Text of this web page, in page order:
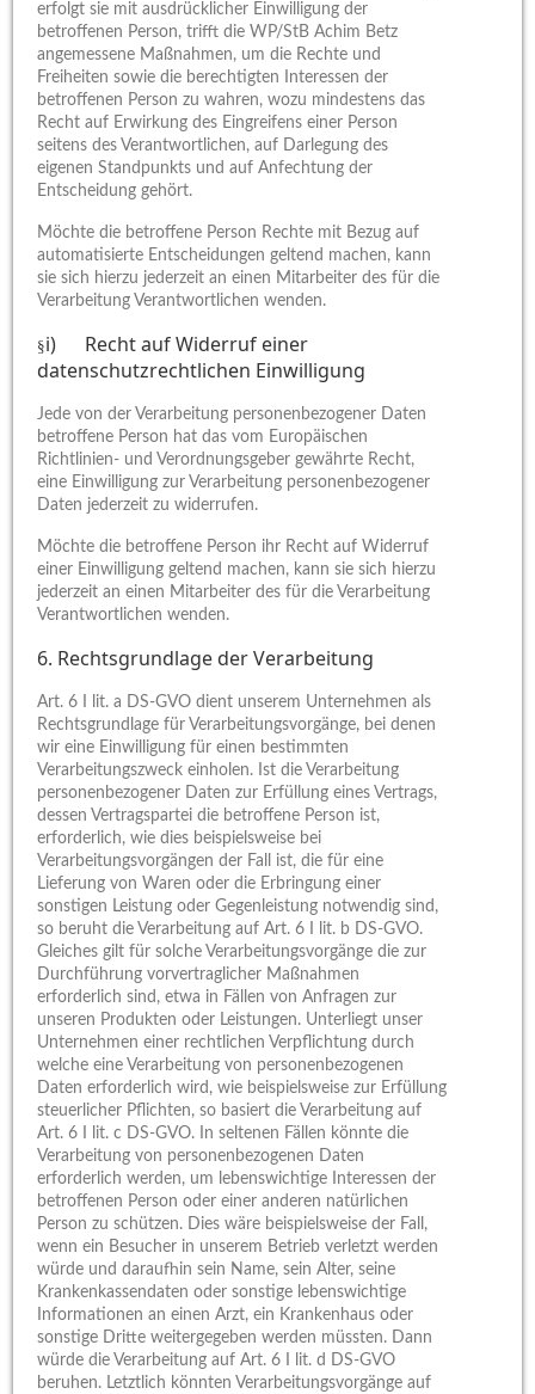
erfolgt sie mit ausdrücklicher Einwilligung der
betroffenen Person, trifft die WP/StB Achim Betz
angemessene Maßnahmen, um die Rechte und
Freiheiten sowie die berechtigten Interessen der
betroffenen Person zu wahren, wozu mindestens das
Recht auf Erwirkung des Eingreifens einer Person
seitens des Verantwortlichen, auf Darlegung des
eigenen Standpunkts und auf Anfechtung der
Entscheidung gehört.
Möchte die betroffene Person Rechte mit Bezug auf
automatisierte Entscheidungen geltend machen, kann
sie sich hierzu jederzeit an einen Mitarbeiter des für die
Verarbeitung Verantwortlichen wenden.
§i) Recht auf Widerruf einer
datenschutzrechtlichen Einwilligung
Jede von der Verarbeitung personenbezogener Daten
betroffene Person hat das vom Europäischen
Richtlinien- und Verordnungsgeber gewährte Recht,
eine Einwilligung zur Verarbeitung personenbezogener
Daten jederzeit zu widerrufen.
Möchte die betroffene Person ihr Recht auf Widerruf
einer Einwilligung geltend machen, kann sie sich hierzu
jederzeit an einen Mitarbeiter des für die Verarbeitung
Verantwortlichen wenden.
6. Rechtsgrundlage der Verarbeitung
Art. 6 I lit. a DS-GVO dient unserem Unternehmen als
Rechtsgrundlage für Verarbeitungsvorgänge, bei denen
wir eine Einwilligung für einen bestimmten
Verarbeitungszweck einholen. Ist die Verarbeitung
personenbezogener Daten zur Erfüllung eines Vertrags,
dessen Vertragspartei die betroffene Person ist,
erforderlich, wie dies beispielsweise bei
Verarbeitungsvorgängen der Fall ist, die für eine
Lieferung von Waren oder die Erbringung einer
sonstigen Leistung oder Gegenleistung notwendig sind,
so beruht die Verarbeitung auf Art. 6 I lit. b DS-GVO.
Gleiches gilt für solche Verarbeitungsvorgänge die zur
Durchführung vorvertraglicher Maßnahmen
erforderlich sind, etwa in Fällen von Anfragen zur
unseren Produkten oder Leistungen. Unterliegt unser
Unternehmen einer rechtlichen Verpflichtung durch
welche eine Verarbeitung von personenbezogenen
Daten erforderlich wird, wie beispielsweise zur Erfüllung
steuerlicher Pflichten, so basiert die Verarbeitung auf
Art. 6 I lit. c DS-GVO. In seltenen Fällen könnte die
Verarbeitung von personenbezogenen Daten
erforderlich werden, um lebenswichtige Interessen der
betroffenen Person oder einer anderen natürlichen
Person zu schützen. Dies wäre beispielsweise der Fall,
wenn ein Besucher in unserem Betrieb verletzt werden
würde und daraufhin sein Name, sein Alter, seine
Krankenkassendaten oder sonstige lebenswichtige
Informationen an einen Arzt, ein Krankenhaus oder
sonstige Dritte weitergegeben werden müssten. Dann
würde die Verarbeitung auf Art. 6 I lit. d DS-GVO
beruhen. Letztlich könnten Verarbeitungsvorgänge auf